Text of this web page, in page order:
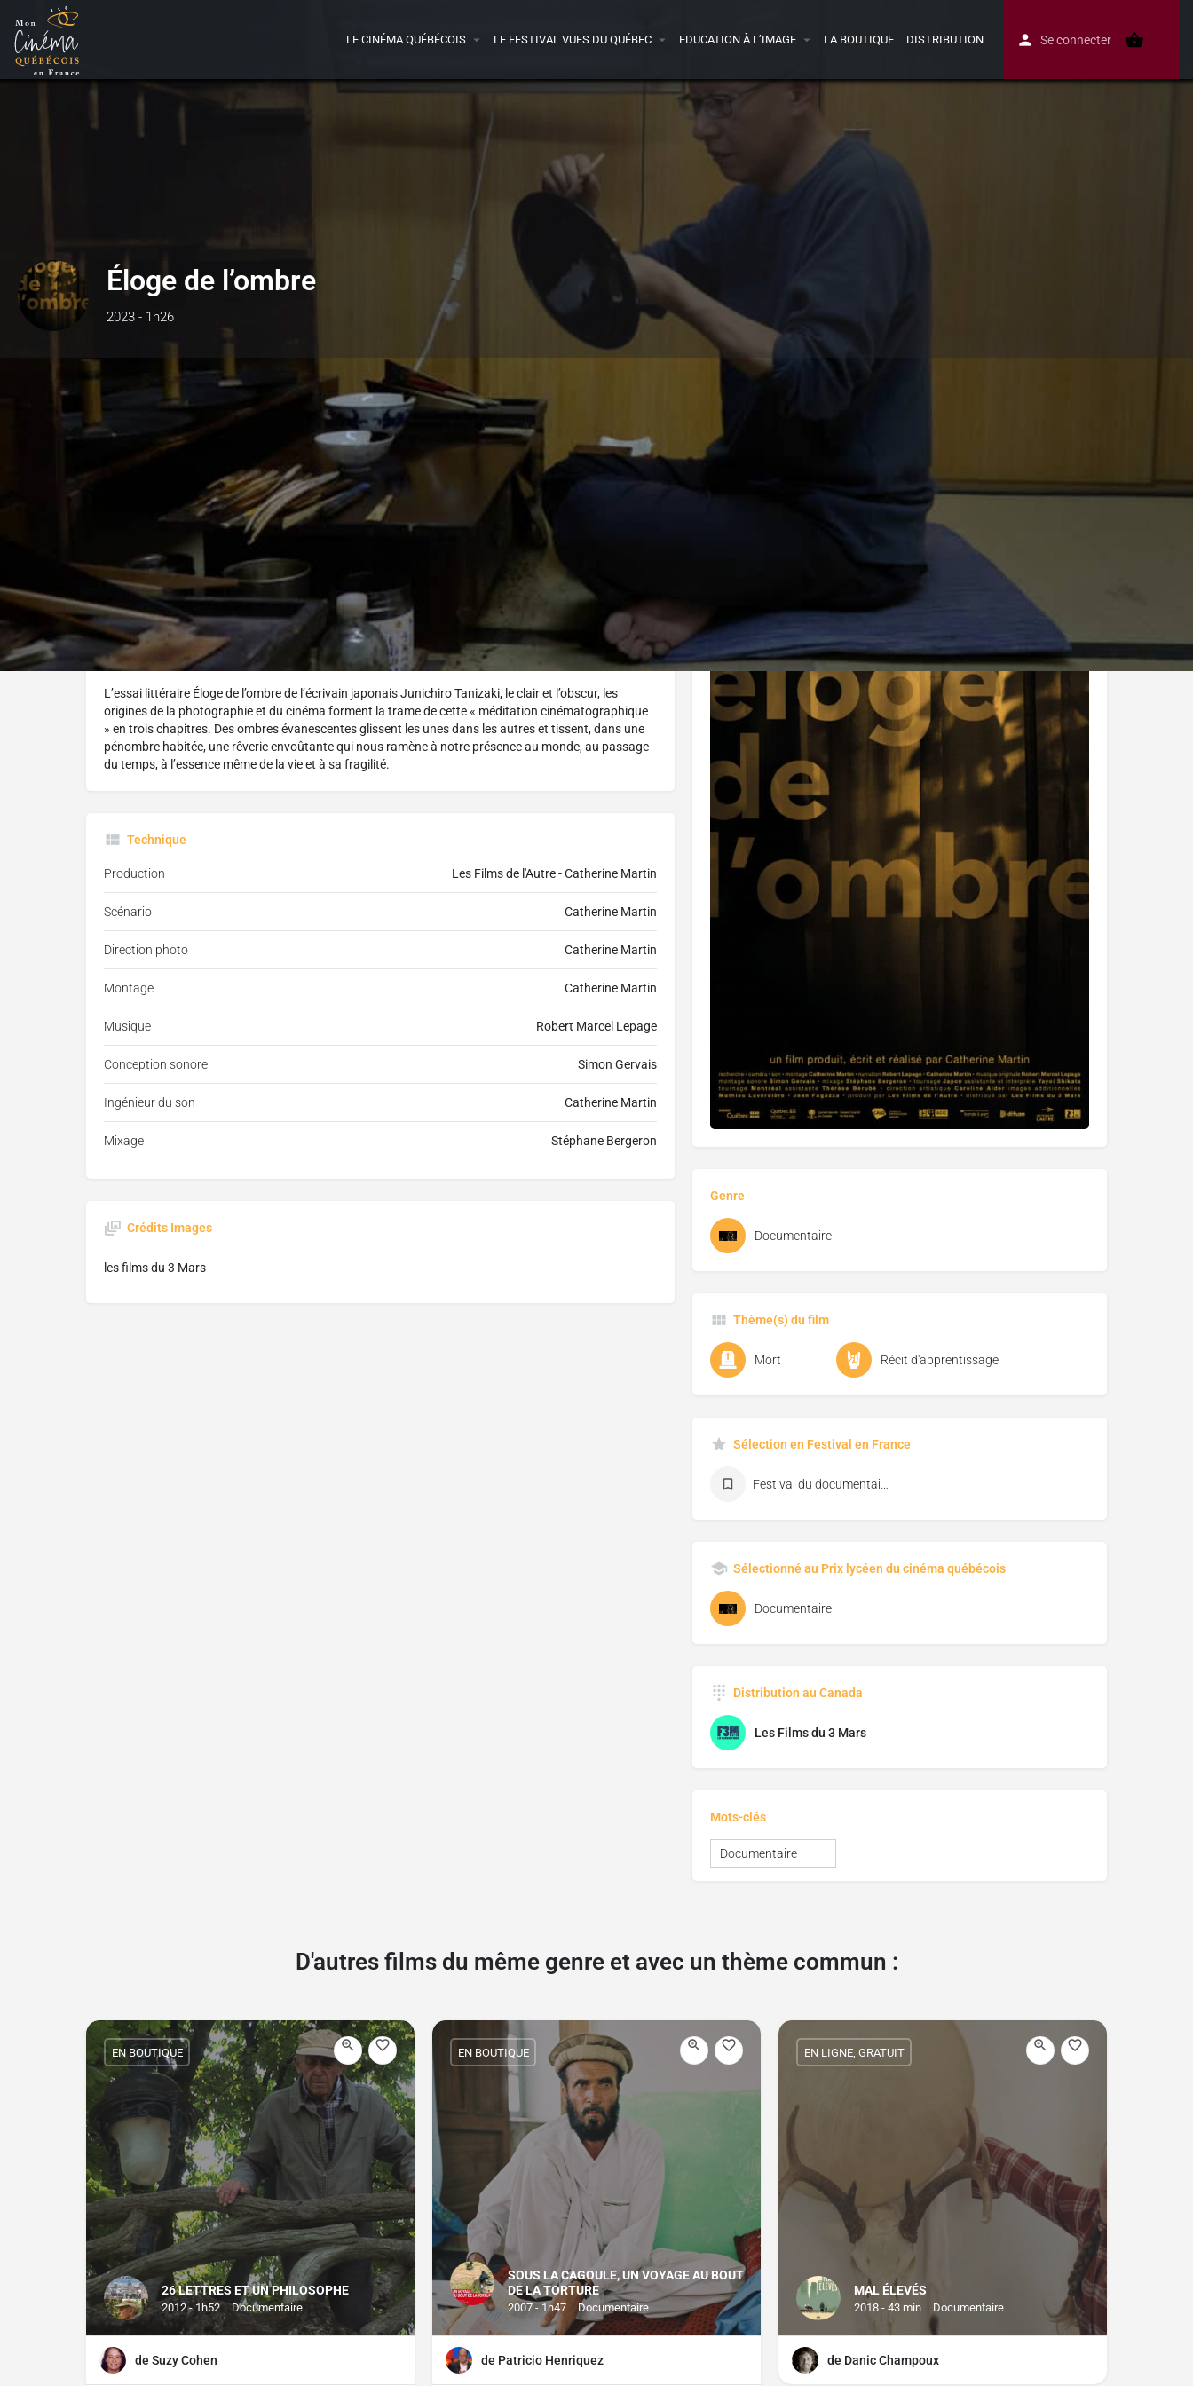
LE CINÉMA QUÉBÉCOIS LE FESTIVAL VUES DU QUÉBEC EDUCATION À L’IMAGE LA BOUTIQUE DISTRIBUTION Se connecter
Éloge de l’ombre
2023 - 1h26
Donnez votre avis Partagez
Catherine Martin
L’essai littéraire Éloge de l’ombre de l’écrivain japonais Junichiro Tanizaki, le clair et l’obscur, les
origines de la photographie et du cinéma forment la trame de cette « méditation cinématographique
» en trois chapitres. Des ombres évanescentes glissent les unes dans les autres et tissent, dans une
pénombre habitée, une rêverie envoûtante qui nous ramène à notre présence au monde, au passage
du temps, à l’essence même de la vie et à sa fragilité.
Technique
Production Les Films de l'Autre - Catherine Martin
Scénario Catherine Martin
Direction photo Catherine Martin
Montage Catherine Martin
Musique Robert Marcel Lepage
Conception sonore Simon Gervais
Ingénieur du son Catherine Martin
Mixage Stéphane Bergeron
Crédits Images
les films du 3 Mars
Genre
Documentaire
Thème(s) du film
Mort Récit d'apprentissage
Sélection en Festival en France
Festival du documentaire de Lasalle
Sélectionné au Prix lycéen du cinéma québécois
Documentaire
Distribution au Canada
Les Films du 3 Mars
Mots-clés
Documentaire
D'autres films du même genre et avec un thème commun :
26 LETTRES ET UN PHILOSOPHE
2012 - 1h52 Documentaire
EN BOUTIQUE
de Suzy Cohen
SOUS LA CAGOULE, UN VOYAGE AU BOUT
DE LA TORTURE
2007 - 1h47 Documentaire
EN BOUTIQUE
de Patricio Henriquez
MAL ÉLEVÉS
2018 - 43 min Documentaire
EN LIGNE, GRATUIT
de Danic Champoux